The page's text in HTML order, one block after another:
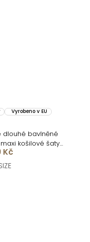
Vyrobeno v EU
dlouhé bavlněné
košilové šaty
Kč